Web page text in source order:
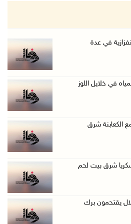
منذ كانون الثاني
عسكريا شرق بيت لحم
يقتحمون برك سلي ...
الاحتلال من مخيم قل ...
والحرارة حول معدلها ...
اعتقالات ...
في عدة
في خلايل اللوز
الكعابنة شرق
شرق بيت لحم
يقتحمون برك